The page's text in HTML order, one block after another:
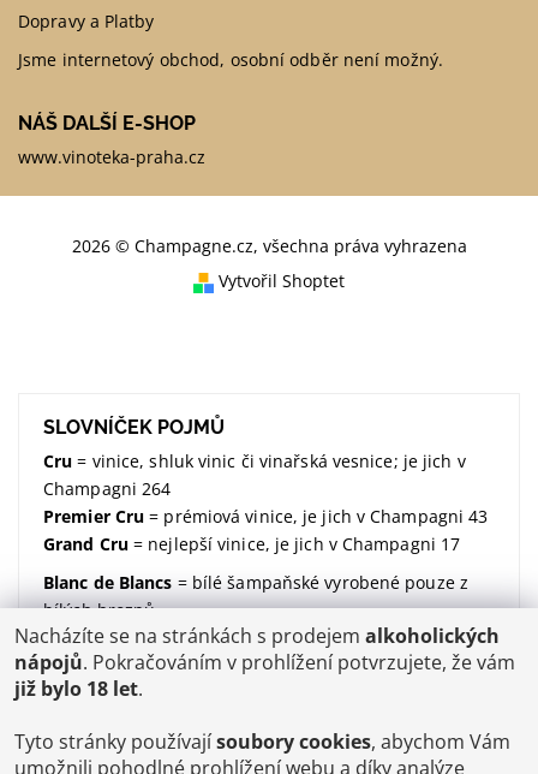
Dopravy a Platby
Jsme internetový obchod, osobní odběr není možný.
NÁŠ DALŠÍ E-SHOP
www.vinoteka-praha.cz
2026 © Champagne.cz, všechna práva vyhrazena
Vytvořil Shoptet
SLOVNÍČEK POJMŮ
Cru = vinice, shluk vinic či vinařská vesnice; je jich v
Champagni 264
Premier Cru = prémiová vinice, je jich v Champagni 43
Grand Cru= nejlepší vinice, je jich v Champagni 17
Blanc de Blancs = bílé šampaňské vyrobené pouze z
bílých hroznů
Blanc de Noirs= bílé šampaňské vyrobené pouze z
modrých hroznů
dosáž / dosage / dávkování
cukru (udávané v gramech na litr)
Brut= suchý; značí kolik dodaného cukru v sobě
Nacházíte se na stránkách s prodejem alkoholických
nápojů. Pokračováním v prohlížení potvrzujete, že vám
již bylo 18 let.
Tyto stránky používajísoubory cookies, abychom Vám
umožnili pohodlné prohlížení webu a díky analýze